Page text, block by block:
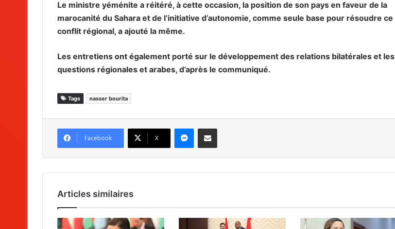
Le ministre yéménite a réitéré, à cette occasion, la position de son pays en faveur de la
marocanité du Sahara et de l’initiative d’autonomie, comme seule base pour résoudre ce
conflit régional, a ajouté la même.
Les entretiens ont également porté sur le développement des relations bilatérales et les
questions régionales et arabes, d’après le communiqué.
Tags nasser bourita
Facebook X
Articles similaires